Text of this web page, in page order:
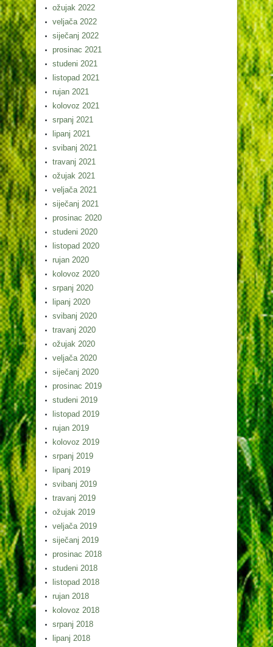
ožujak 2022
veljača 2022
siječanj 2022
prosinac 2021
studeni 2021
listopad 2021
rujan 2021
kolovoz 2021
srpanj 2021
lipanj 2021
svibanj 2021
travanj 2021
ožujak 2021
veljača 2021
siječanj 2021
prosinac 2020
studeni 2020
listopad 2020
rujan 2020
kolovoz 2020
srpanj 2020
lipanj 2020
svibanj 2020
travanj 2020
ožujak 2020
veljača 2020
siječanj 2020
prosinac 2019
studeni 2019
listopad 2019
rujan 2019
kolovoz 2019
srpanj 2019
lipanj 2019
svibanj 2019
travanj 2019
ožujak 2019
veljača 2019
siječanj 2019
prosinac 2018
studeni 2018
listopad 2018
rujan 2018
kolovoz 2018
srpanj 2018
lipanj 2018